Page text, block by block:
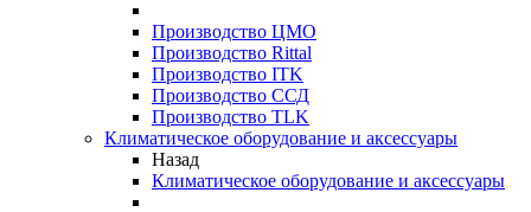
Производство ЦМО
Производство Rittal
Производство ITK
Производство ССД
Производство TLK
Климатическое оборудование и аксессуары
Назад
Климатическое оборудование и аксессуары